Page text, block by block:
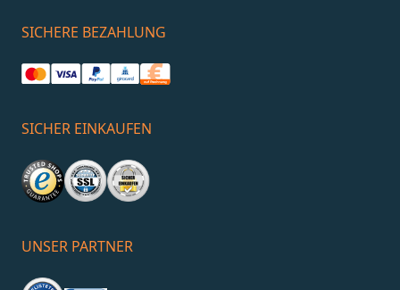
SICHERE BEZAHLUNG
SICHER EINKAUFEN
UNSER PARTNER